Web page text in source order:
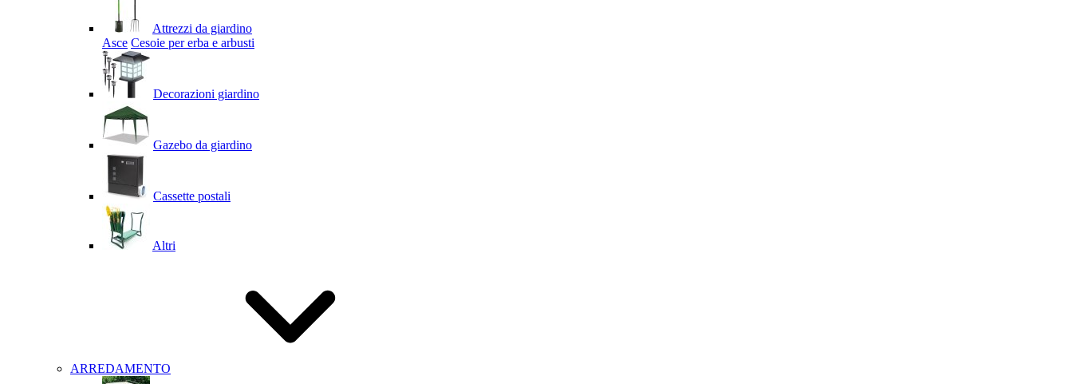
Attrezzi da giardino
Asce Cesoie per erba e arbusti
Decorazioni giardino
Gazebo da giardino
Cassette postali
Altri
ARREDAMENTO